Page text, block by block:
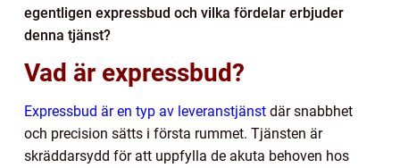
egentligen expressbud och vilka fördelar erbjuder
denna tjänst?
Vad är expressbud?
Expressbud är en typ av leveranstjänst där snabbhet
och precision sätts i första rummet. Tjänsten är
skräddarsydd för att uppfylla de akuta behoven hos